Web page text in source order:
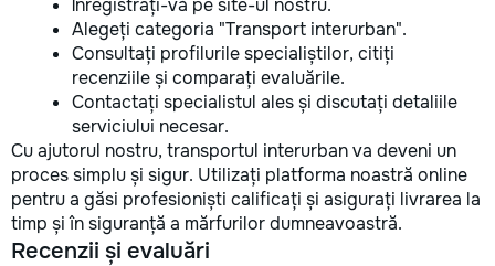
Înregistrați-vă pe site-ul nostru.
Alegeți categoria "Transport interurban".
Consultați profilurile specialiștilor, citiți
recenziile și comparați evaluările.
Contactați specialistul ales și discutați detaliile
serviciului necesar.
Cu ajutorul nostru, transportul interurban va deveni un
proces simplu și sigur. Utilizați platforma noastră online
pentru a găsi profesioniști calificați și asigurați livrarea la
timp și în siguranță a mărfurilor dumneavoastră.
Recenzii și evaluări